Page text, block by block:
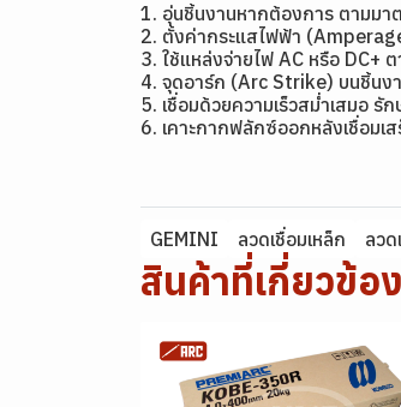
1. อุ่นชิ้นงานหากต้องการ ตามมา
2. ตั้งค่ากระแสไฟฟ้า
3. ใช้แหล่งจ่ายไฟ AC หรือ DC+
4. จุดอาร์ก (Arc Strike) บนชิ้นง
5. เชื่อมด้วยความเร็วสม่ำเสมอ
6. เคาะกากฟลักซ์ออกหลังเชื่อม
GEMINI ลวดเชื่อมเหล็ก ลวด
สินค้าที่เกี่ยวข้อง